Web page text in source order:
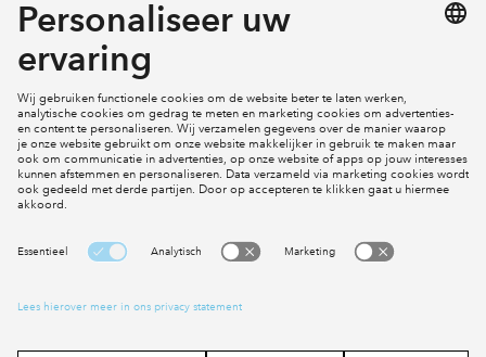
Mijn profiel
Social Media
Cookies